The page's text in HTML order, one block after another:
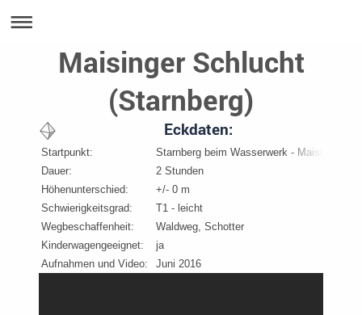
Maisinger Schlucht
(Starnberg)
Eckdaten:
Startpunkt:
Starnberg beim Wasserwerk - Maisinger-
Dauer:
2 Stunden
Höhenunterschied:
+/- 0 m
Schwierigkeitsgrad:
T1 - leicht
Wegbeschaffenheit:
Waldweg, Schotter
Kinderwagengeeignet:
ja
Aufnahmen und Video:
Juni 2016